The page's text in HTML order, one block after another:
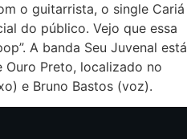
o guitarrista, o single Cariá
do público. Vejo que essa
A banda Seu Juvenal está
Ouro Preto, localizado no
e Bruno Bastos (voz).